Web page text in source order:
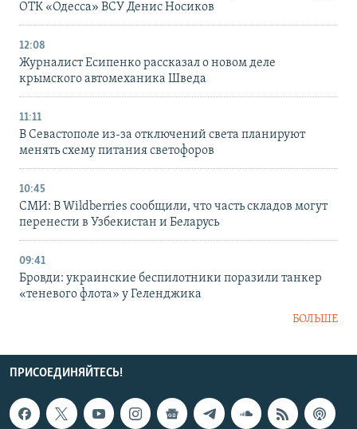
ОТК «Одесса» ВСУ Денис Носиков
12:08
Журналист Есипенко рассказал о новом деле
крымского автомеханика Шведа
11:11
В Севастополе из-за отключений света планируют
менять схему питания светофоров
10:45
СМИ: В Wildberries сообщили, что часть складов могут
перенести в Узбекистан и Беларусь
09:41
Бровди: украинские беспилотники поразили танкер
«теневого флота» у Геленджика
БОЛЬШЕ
ПРИСОЕДИНЯЙТЕСЬ!